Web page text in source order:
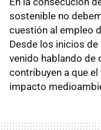
sostenible no
cuestión al empleo
Desde los inicios
venido hablando de
contribuyen a que
impacto